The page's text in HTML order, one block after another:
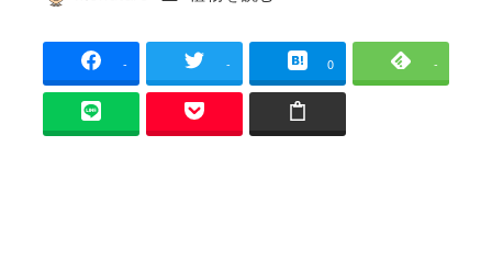
著
者
- - 0 -